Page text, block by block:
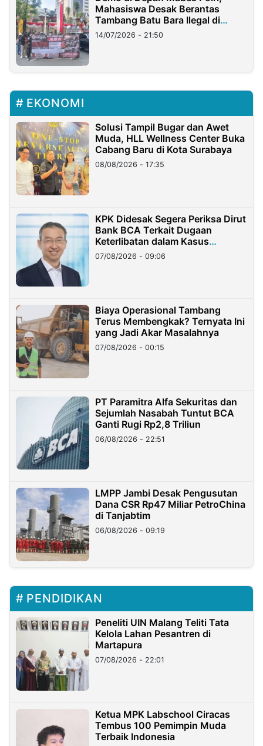
Mahasiswa Desak Berantas
Tambang Batu Bara Ilegal di
Lampung
14/07/2026 - 21:50
EKONOMI
Solusi Tampil Bugar dan Awet
Muda, HLL Wellness Center Buka
Cabang Baru di Kota Surabaya
08/08/2026 - 17:35
KPK Didesak Segera Periksa Dirut
Bank BCA Terkait Dugaan
Keterlibatan dalam Kasus
Hilangnya Dana Nasabah Rp2,58
Miliar
07/08/2026 - 09:06
Biaya Operasional Tambang
Terus Membengkak? Ternyata Ini
yang Jadi Akar Masalahnya
07/08/2026 - 00:15
PT Paramitra Alfa Sekuritas dan
Sejumlah Nasabah Tuntut BCA
Ganti Rugi Rp2,8 Triliun
06/08/2026 - 22:51
LMPP Jambi Desak Pengusutan
Dana CSR Rp47 Miliar PetroChina
di Tanjabtim
06/08/2026 - 09:19
PENDIDIKAN
Peneliti UIN Malang Teliti Tata
Kelola Lahan Pesantren di
Martapura
07/08/2026 - 22:01
Ketua MPK Labschool Ciracas
Tembus 100 Pemimpin Muda
Terbaik Indonesia